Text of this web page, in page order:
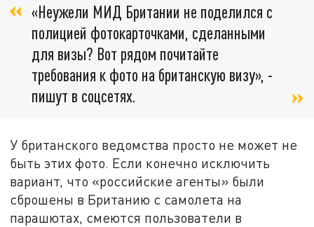
«Неужели МИД Британии не поделился с
полицией фотокарточками, сделанными
для визы? Вот рядом почитайте
требования к фото на британскую визу», -
пишут в соцсетях.
У британского ведомства просто не может не
быть этих фото. Если конечно исключить
вариант, что «российские агенты» были
сброшены в Британию с самолета на
парашютах, смеются пользователи в